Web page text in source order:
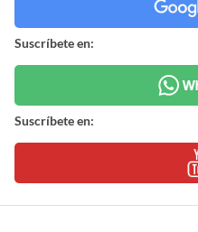
Suscríbete en:
Suscríbete en: